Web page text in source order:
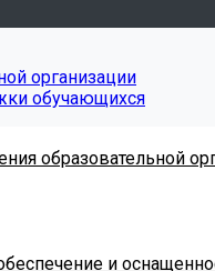
организации
обучающихся
образовательной
и